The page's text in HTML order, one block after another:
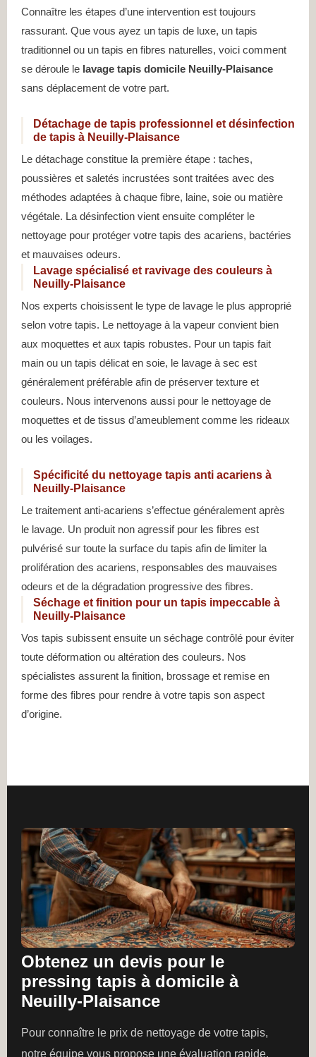
Connaître les étapes d’une intervention est toujours
rassurant. Que vous ayez un tapis de luxe, un tapis
traditionnel ou un tapis en fibres naturelles, voici comment
se déroule le lavage tapis domicile Neuilly-Plaisance
sans déplacement de votre part.
Détachage de tapis professionnel et désinfection
de tapis à Neuilly-Plaisance
Le détachage constitue la première étape : taches,
poussières et saletés incrustées sont traitées avec des
méthodes adaptées à chaque fibre, laine, soie ou matière
végétale. La désinfection vient ensuite compléter le
nettoyage pour protéger votre tapis des acariens, bactéries
et mauvaises odeurs.
Lavage spécialisé et ravivage des couleurs à
Neuilly-Plaisance
Nos experts choisissent le type de lavage le plus approprié
selon votre tapis. Le nettoyage à la vapeur convient bien
aux moquettes et aux tapis robustes. Pour un tapis fait
main ou un tapis délicat en soie, le lavage à sec est
généralement préférable afin de préserver texture et
couleurs. Nous intervenons aussi pour le nettoyage de
moquettes et de tissus d’ameublement comme les rideaux
ou les voilages.
Spécificité du nettoyage tapis anti acariens à
Neuilly-Plaisance
Le traitement anti-acariens s’effectue généralement après
le lavage. Un produit non agressif pour les fibres est
pulvérisé sur toute la surface du tapis afin de limiter la
prolifération des acariens, responsables des mauvaises
odeurs et de la dégradation progressive des fibres.
Séchage et finition pour un tapis impeccable à
Neuilly-Plaisance
Vos tapis subissent ensuite un séchage contrôlé pour éviter
toute déformation ou altération des couleurs. Nos
spécialistes assurent la finition, brossage et remise en
forme des fibres pour rendre à votre tapis son aspect
d’origine.
Obtenez un devis pour le
pressing tapis à domicile à
Neuilly-Plaisance
Pour connaître le prix de nettoyage de votre tapis,
notre équipe vous propose une évaluation rapide.